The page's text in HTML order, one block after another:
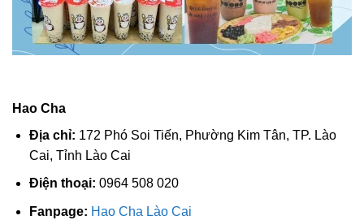
Hao Cha
Địa chỉ: 172 Phó Soi Tiến, Phường Kim Tân, TP. Lào
Cai, Tỉnh Lào Cai
Điện thoại: 0964 508 020
Fanpage: Hao Cha Lào Cai